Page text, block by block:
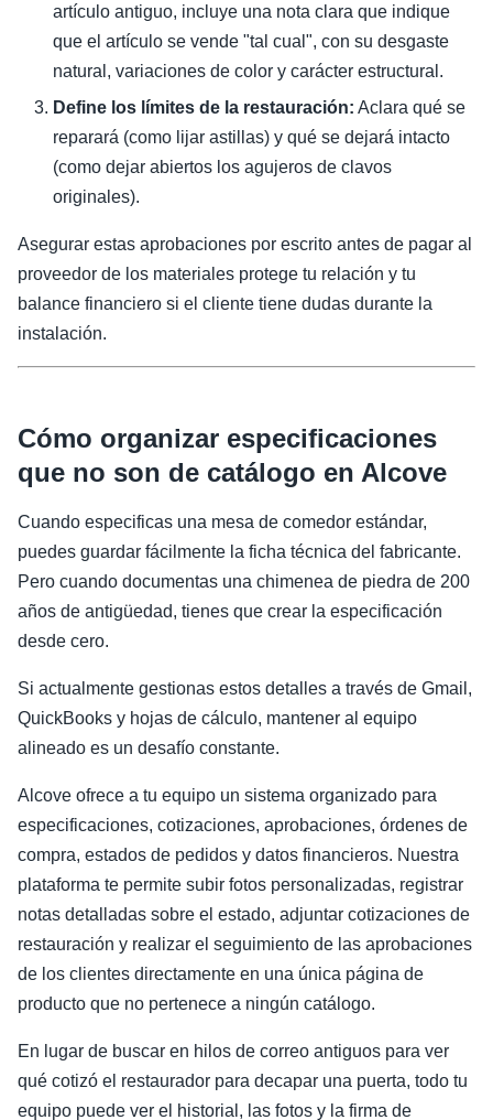
artículo antiguo, incluye una nota clara que indique
que el artículo se vende "tal cual", con su desgaste
natural, variaciones de color y carácter estructural.
Define los límites de la restauración: Aclara qué se
reparará (como lijar astillas) y qué se dejará intacto
(como dejar abiertos los agujeros de clavos
originales).
Asegurar estas aprobaciones por escrito antes de pagar al
proveedor de los materiales protege tu relación y tu
balance financiero si el cliente tiene dudas durante la
instalación.
Cómo organizar especificaciones
que no son de catálogo en Alcove
Cuando especificas una mesa de comedor estándar,
puedes guardar fácilmente la ficha técnica del fabricante.
Pero cuando documentas una chimenea de piedra de 200
años de antigüedad, tienes que crear la especificación
desde cero.
Si actualmente gestionas estos detalles a través de Gmail,
QuickBooks y hojas de cálculo, mantener al equipo
alineado es un desafío constante.
Alcove ofrece a tu equipo un sistema organizado para
especificaciones, cotizaciones, aprobaciones, órdenes de
compra, estados de pedidos y datos financieros. Nuestra
plataforma te permite subir fotos personalizadas, registrar
notas detalladas sobre el estado, adjuntar cotizaciones de
restauración y realizar el seguimiento de las aprobaciones
de los clientes directamente en una única página de
producto que no pertenece a ningún catálogo.
En lugar de buscar en hilos de correo antiguos para ver
qué cotizó el restaurador para decapar una puerta, todo tu
equipo puede ver el historial, las fotos y la firma de